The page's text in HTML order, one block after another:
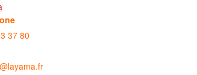
37 80